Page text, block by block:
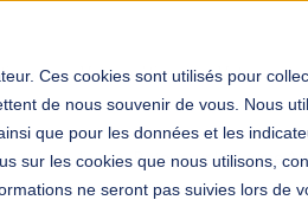
Ces cookies sont utilisés pour
de nous souvenir de vous. Nous
que pour les données et les
sur les cookies que nous utilisons,
ne seront pas suivies lors de
Votre métier Votre
Actualités Retour sur la Course